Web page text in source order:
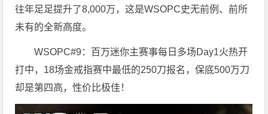
往年足足提升了8,000万，这是WSOPC史无前例、前所
未有的全新高度。
WSOPC#9：百万迷你主赛事每日多场Day1火热开
打中，18场金戒指赛中最低的250刀报名，保底500万刀
却是第四高，性价比极佳！